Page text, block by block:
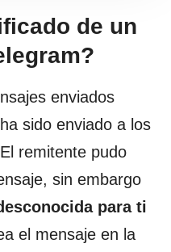
de un
enviados
sido enviado a los
remitente pudo
sin embargo
para ti
el mensaje en la